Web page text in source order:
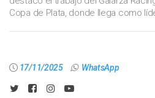
Copa de Plata, donde llega como
17/11/2025 WhatsApp